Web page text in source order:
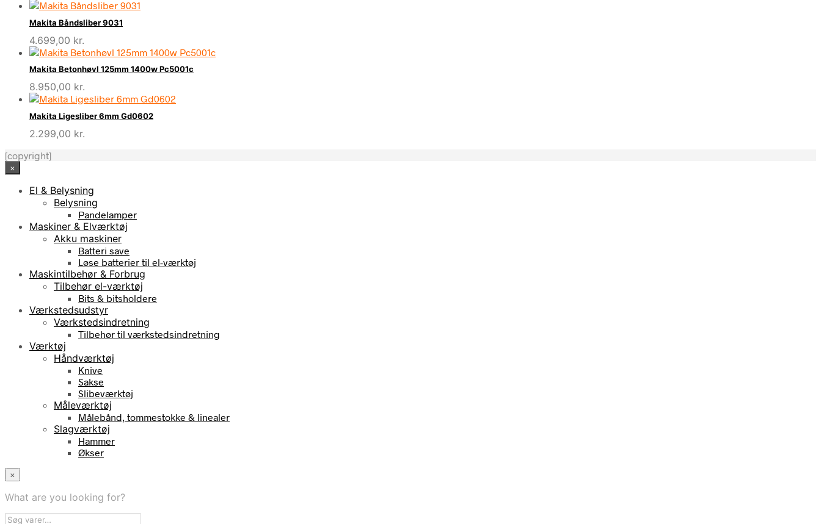
Makita Båndsliber 9031
4.699,00 kr.
Makita Betonhøvl 125mm 1400w Pc5001c
8.950,00 kr.
Makita Ligesliber 6mm Gd0602
2.299,00 kr.
[copyright]
×
El & Belysning
Belysning
Pandelamper
Maskiner & Elværktøj
Akku maskiner
Batteri save
Løse batterier til el-værktøj
Maskintilbehør & Forbrug
Tilbehør el-værktøj
Bits & bitsholdere
Værkstedsudstyr
Værkstedsindretning
Tilbehør til værkstedsindretning
Værktøj
Håndværktøj
Knive
Sakse
Slibeværktøj
Måleværktøj
Målebånd, tommestokke & linealer
Slagværktøj
Hammer
Økser
×
What are you looking for?